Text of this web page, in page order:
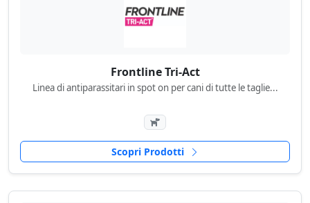
Frontline Tri-Act
Linea di antiparassitari in spot on per cani di tutte le taglie...
Scopri Prodotti